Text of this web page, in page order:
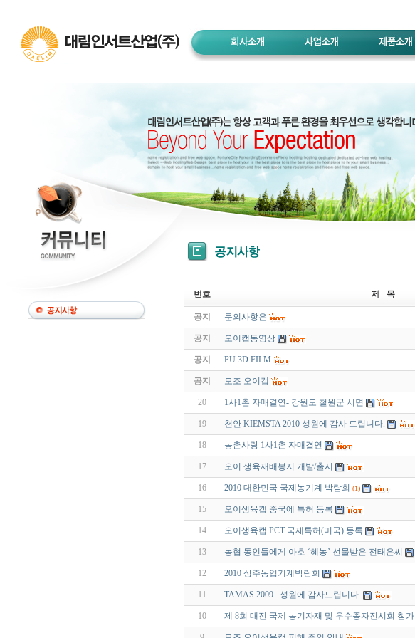
번호
제 목
공지 문의사항은
공지 오이캡동영상
공지 PU 3D FILM
공지 모조 오이캡
20 1사1촌 자매결연- 강원도 철원군 서면
19 천안 KIEMSTA 2010 성원에 감사 드립니다.
18 농촌사랑 1사1촌 자매결연
17 오이 생육재배봉지 개발/출시
16 2010 대한민국 국제농기계 박람회 (1)
15 오이생육캡 중국에 특허 등록
14 오이생육캡 PCT 국제특허(미국) 등록
13 농협 동인들에게 아호 ‘혜농’ 선물받은 전태은씨
12 2010 상주농업기계박람회
11 TAMAS 2009.. 성원에 감사드립니다.
10 제 8회 대전 국제 농기자재 및 우수종자전시회 참가